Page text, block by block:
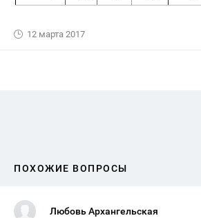
12 марта 2017
ПОХОЖИЕ ВОПРОСЫ
Любовь Архангельская